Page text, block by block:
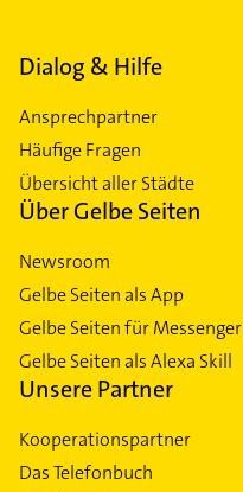
Dialog & Hilfe
Ansprechpartner
Häufige Fragen
Übersicht aller Städte
Über Gelbe Seiten
Newsroom
Gelbe Seiten als App
Gelbe Seiten für Messenger
Gelbe Seiten als Alexa Skill
Unsere Partner
Kooperationspartner
Das Telefonbuch